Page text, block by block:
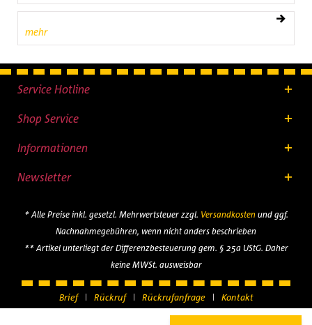
mehr
Service Hotline
Shop Service
Informationen
Newsletter
* Alle Preise inkl. gesetzl. Mehrwertsteuer zzgl. Versandkostenund ggf.
Nachnahmegebühren, wenn nicht anders beschrieben
** Artikel unterliegt der Differenzbesteuerung gem. § 25a UStG. Daher
keine MWSt. ausweisbar
Brief Rückruf Rückrufanfrage Kontakt